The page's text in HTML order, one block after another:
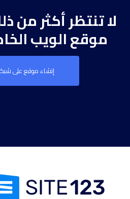
لا تنتظر أكثر من
موقع الويب
إنشاء موقع على شبكة